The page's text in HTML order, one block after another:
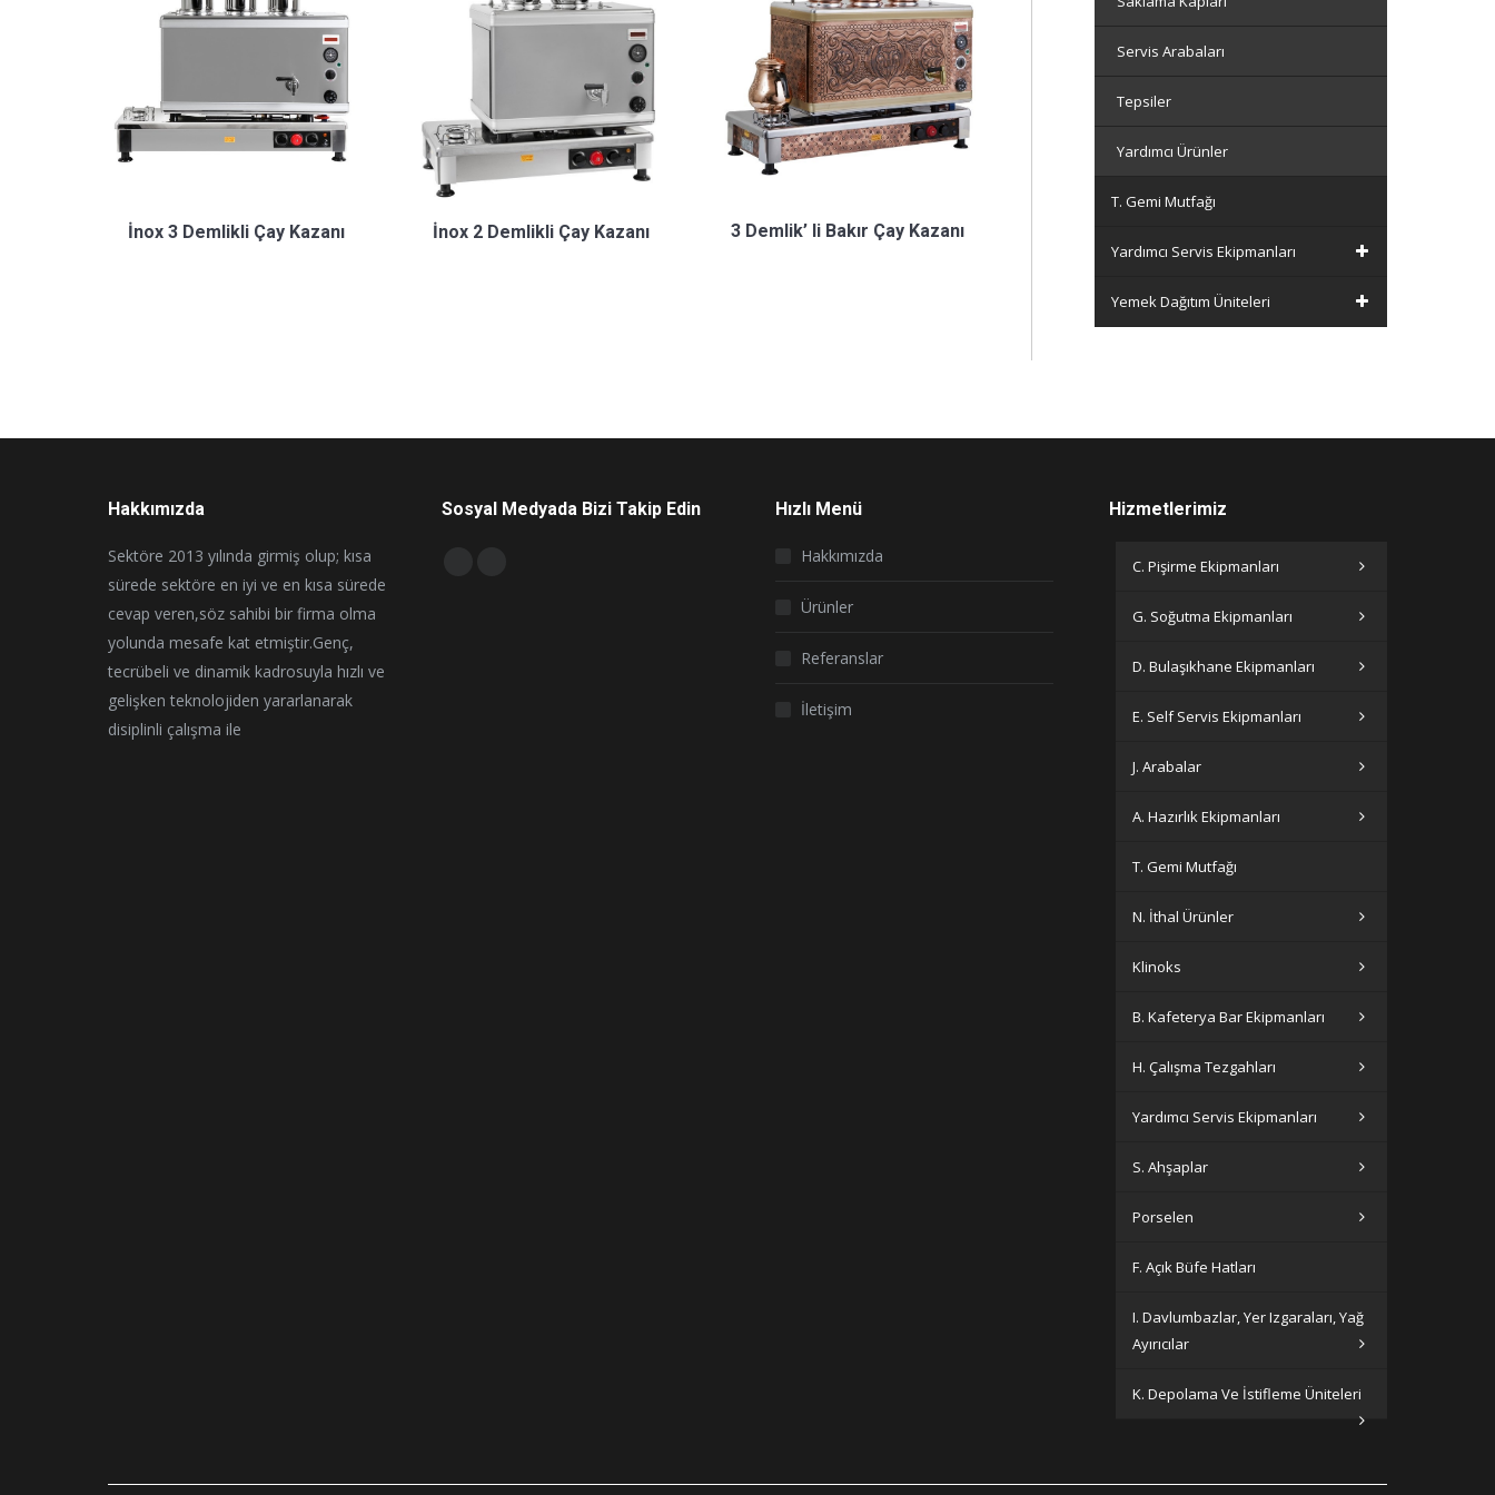
İnox 3 Demlikli Çay Kazanı İnox 2 Demlikli Çay Kazanı 3 Demlik’ li Bakır Çay Kazanı
Servis Arabaları
Tepsiler
Yardımcı Ürünler
T. Gemi Mutfağı
Yardımcı Servis Ekipmanları
Yemek Dağıtım Üniteleri
Hakkımızda
Sektöre 2013 yılında girmiş olup; kısa
sürede sektöre en iyi ve en kısa sürede
cevap veren,söz sahibi bir firma olma
yolunda mesafe kat etmiştir.Genç,
tecrübeli ve dinamik kadrosuyla hızlı ve
gelişken teknolojiden yararlanarak
disiplinli çalışma ile
Sosyal Medyada Bizi Takip Edin Hızlı Menü
Hakkımızda
Ürünler
Referanslar
İletişim
Hizmetlerimiz
C. Pişirme Ekipmanları
G. Soğutma Ekipmanları
D. Bulaşıkhane Ekipmanları
E. Self Servis Ekipmanları
J. Arabalar
A. Hazırlık Ekipmanları
T. Gemi Mutfağı
N. İthal Ürünler
Klinoks
B. Kafeterya Bar Ekipmanları
H. Çalışma Tezgahları
Yardımcı Servis Ekipmanları
S. Ahşaplar
Porselen
F. Açık Büfe Hatları
I. Davlumbazlar, Yer Izgaraları, Yağ
Ayırıcılar
K. Depolama Ve İstifleme Üniteleri